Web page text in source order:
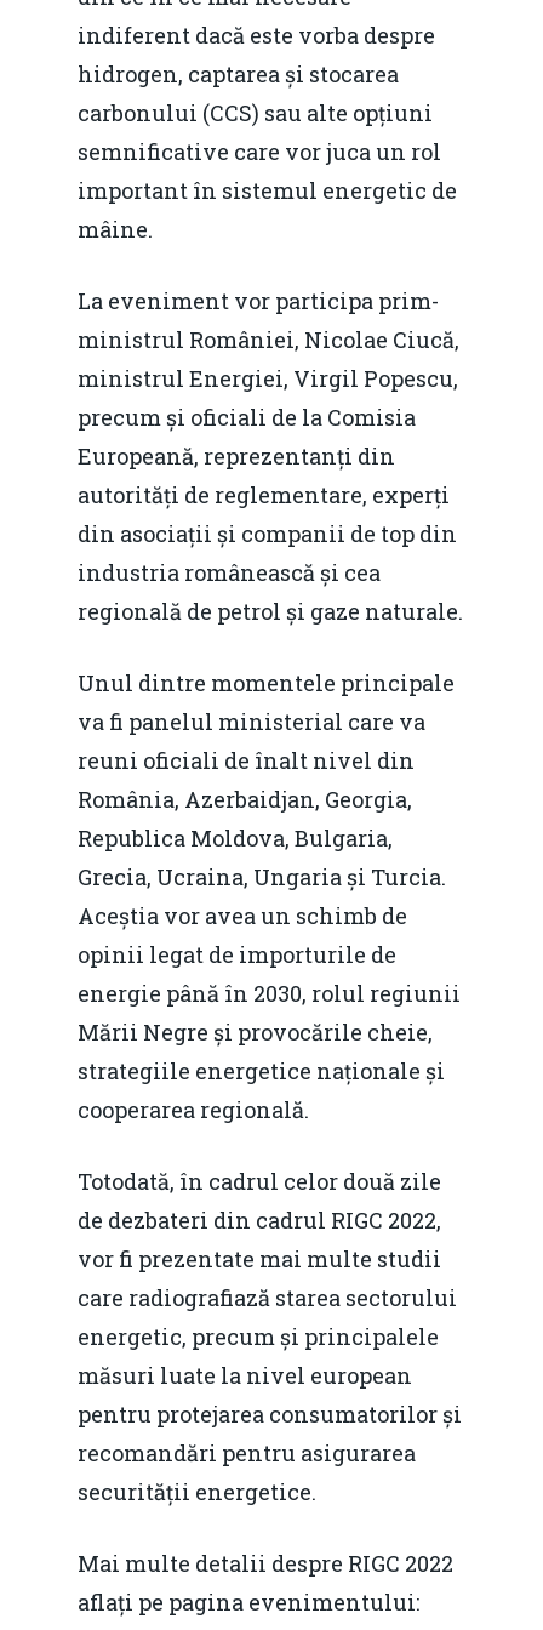
indiferent dacă este vorba despre
hidrogen, captarea și stocarea
carbonului (CCS) sau alte opțiuni
semnificative care vor juca un rol
important în sistemul energetic de
mâine.
La eveniment vor participa prim-
ministrul României, Nicolae Ciucă,
ministrul Energiei, Virgil Popescu,
precum și oficiali de la Comisia
Europeană, reprezentanți din
autorități de reglementare, experți
din asociații și companii de top din
industria românească și cea
regională de petrol și gaze naturale.
Unul dintre momentele principale
va fi panelul ministerial care va
reuni oficiali de înalt nivel din
România, Azerbaidjan, Georgia,
Republica Moldova, Bulgaria,
Grecia, Ucraina, Ungaria și Turcia.
Aceștia vor avea un schimb de
opinii legat de importurile de
energie până în 2030, rolul regiunii
Mării Negre și provocările cheie,
strategiile energetice naționale și
cooperarea regională.
Totodată, în cadrul celor două zile
de dezbateri din cadrul RIGC 2022,
vor fi prezentate mai multe studii
care radiografiază starea sectorului
energetic, precum și principalele
măsuri luate la nivel european
pentru protejarea consumatorilor și
recomandări pentru asigurarea
securității energetice.
Mai multe detalii despre RIGC 2022
aflați pe pagina evenimentului: